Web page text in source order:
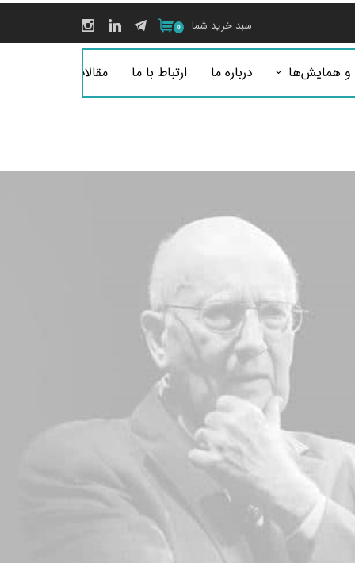
۰ سبد خرید شما
و همایش‌ها درباره ما ارتباط با ما مقالات